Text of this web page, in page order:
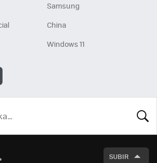
Samsung
China
Windows 11
SUBIR